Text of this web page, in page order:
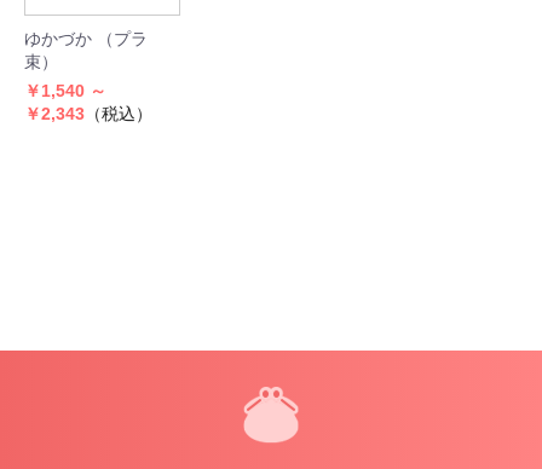
ゆかづか （プラ
束）
￥1,540 ～
￥2,343 （税込）